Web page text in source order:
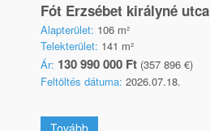
Fót Erzsébet királyné utca
Alapterület: 106 m²
Telekterület: 141 m²
Ár: 130 990 000 Ft(357 896 €)
Feltöltés dátuma: 2026.07.18.
Tovább